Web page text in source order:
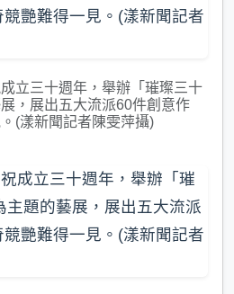
立三十週年，舉辦「璀璨三十
，展出五大流派60件創意作
(漾新聞記者陳雯萍攝)